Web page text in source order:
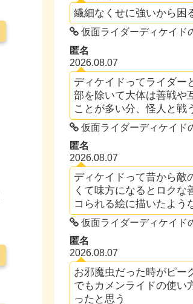
繊細なくせに強いから困
仮面ライダーディケイド
匿名
2026.08.07
ディケイドってライダー
部を除いて大体は善戦や
ことが多い分、怪人と戦
仮面ライダーディケイド
匿名
2026.08.07
ディケイドって昔から敵
くて味方になるとロクな
コられる絵に描いたよう
仮面ライダーディケイド
匿名
2026.08.07
お邪魔虫だった時がピー
でもカメンライドの使い
ったと思う